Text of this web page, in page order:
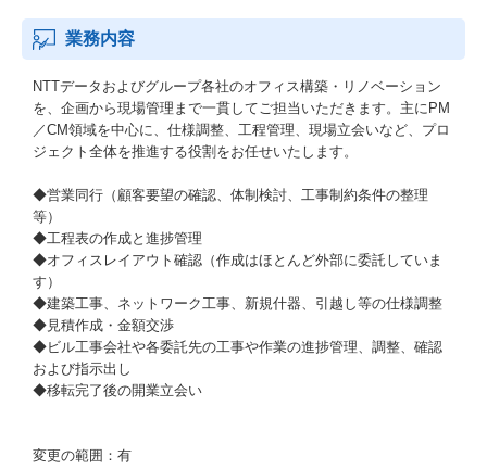
業務内容
NTTデータおよびグループ各社のオフィス構築・リノベーション
を、企画から現場管理まで一貫してご担当いただきます。主にPM
／CM領域を中心に、仕様調整、工程管理、現場立会いなど、プロ
ジェクト全体を推進する役割をお任せいたします。
◆営業同行（顧客要望の確認、体制検討、工事制約条件の整理
等）
◆工程表の作成と進捗管理
◆オフィスレイアウト確認（作成はほとんど外部に委託していま
す）
◆建築工事、ネットワーク工事、新規什器、引越し等の仕様調整
◆見積作成・金額交渉
◆ビル工事会社や各委託先の工事や作業の進捗管理、調整、確認
および指示出し
◆移転完了後の開業立会い
変更の範囲：有